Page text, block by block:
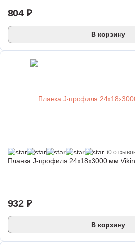
804 ₽
В корзину
(0
Планка J-профиля 24х18х3000 мм
932 ₽
В корзину